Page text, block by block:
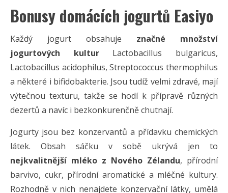
Bonusy domácích jogurtů Easiyo
Každý jogurt obsahuje značné množství
jogurtových kulturLactobacillus bulgaricus,
Lactobacillus acidophilus, Streptococcus thermophilus
a některé i bifidobakterie. Jsou tudíž velmi zdravé, mají
výtečnou texturu, takže se hodí k přípravě různých
dezertů a navíc i bezkonkurenčně chutnají.
Jogurty jsou bez konzervantů a přídavku chemických
látek. Obsah sáčku v sobě ukrývá jen to
nejkvalitnější mléko z Nového Zélandu, přírodní
barvivo, cukr, přírodní aromatické a mléčné kultury.
Rozhodně v nich nenajdete konzervační látky, umělá